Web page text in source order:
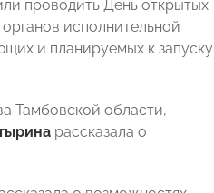
проводить День открытых
исполнительной
и планируемых к запуску
Тамбовской области,
рассказала о